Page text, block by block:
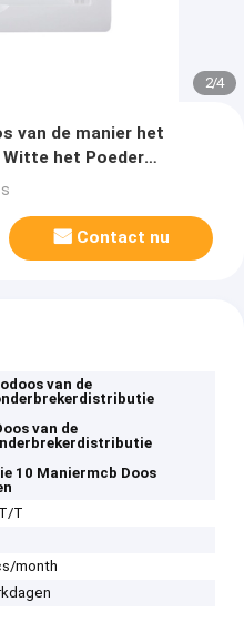
2/4
van de manier het
het Poeder
Contact nu
van de
van de
10 Maniermcb Doos
T
month